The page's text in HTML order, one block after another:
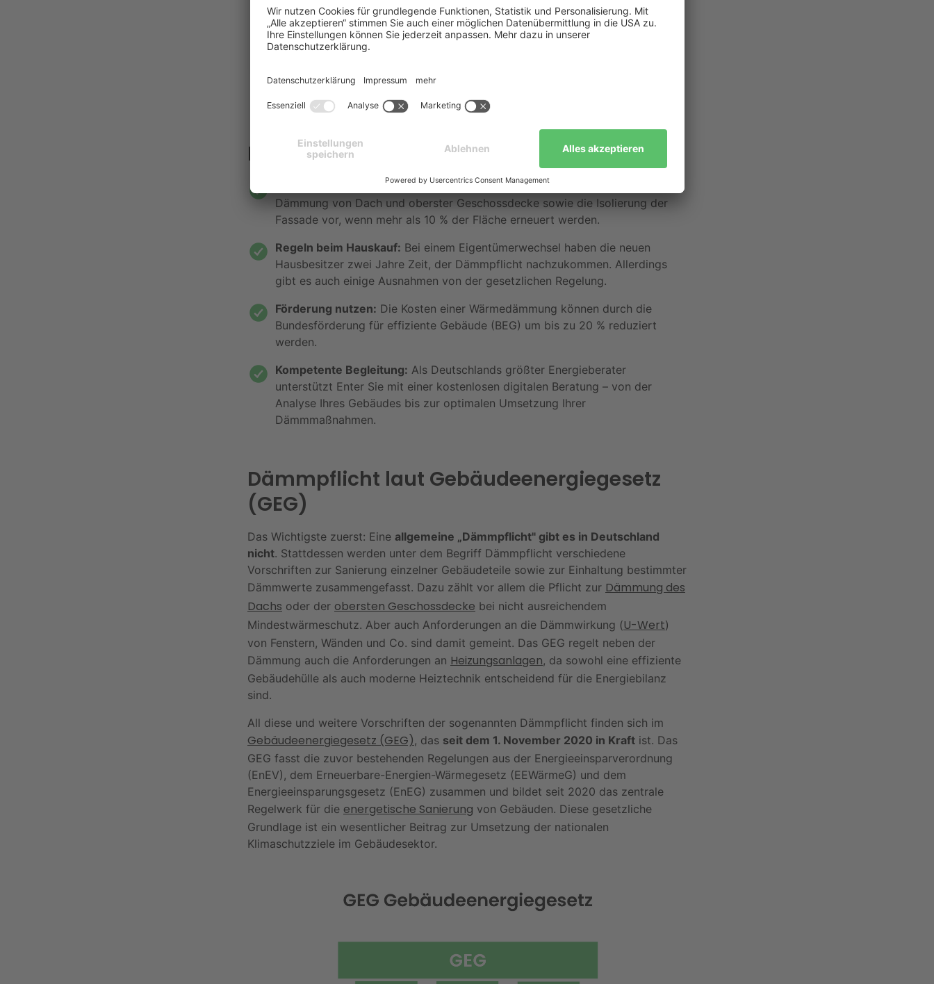
Das Thema kurz und kompakt
Gesetzliche Vorgaben:Das Gebäudeenergiegesetz (GEG) schreibt die
Dämmung von Dach und oberster Geschossdecke sowie die Isolierung der
Fassade vor, wenn mehr als 10 % der Fläche erneuert werden.
Regeln beim Hauskauf: Bei einem Eigentümerwechsel haben die neuen
Hausbesitzer zwei Jahre Zeit, der Dämmpflicht nachzukommen. Allerdings
gibt es auch einige Ausnahmen von der gesetzlichen Regelung.
Förderung nutzen: Die Kosten einer Wärmedämmung können durch die
Bundesförderung für effiziente Gebäude (BEG) um bis zu 20 % reduziert
werden.
Kompetente Begleitung: Als Deutschlands größter Energieberater
unterstützt Enter Sie mit einer kostenlosen digitalen Beratung – von der
Analyse Ihres Gebäudes bis zur optimalen Umsetzung Ihrer
Dämmmaßnahmen.
Dämmpflicht laut Gebäudeenergiegesetz
(GEG)
Das Wichtigste zuerst: Eine allgemeine „Dämmpflicht" gibt es in Deutschland
nicht. Stattdessen werden unter dem Begriff Dämmpflicht verschiedene
Vorschriften zur Sanierung einzelner Gebäudeteile sowie zur Einhaltung bestimmter
Dämmwerte zusammengefasst. Dazu zählt vor allem die Pflicht zur Dämmung des
Dachs oder der obersten Geschossdecke bei nicht ausreichendem
Mindestwärmeschutz. Aber auch Anforderungen an die Dämmwirkung (U-Wert)
von Fenstern, Wänden und Co. sind damit gemeint. Das GEG regelt neben der
Dämmung auch die Anforderungen an Heizungsanlagen, da sowohl eine effiziente
Gebäudehülle als auch moderne Heiztechnik entscheidend für die Energiebilanz
sind.
All diese und weitere Vorschriften der sogenannten Dämmpflicht finden sich im
Gebäudeenergiegesetz (GEG) , das seit dem 1. November 2020 in Kraft ist. Das
GEG fasst die zuvor bestehenden Regelungen aus der Energieeinsparverordnung
(EnEV), dem Erneuerbare-Energien-Wärmegesetz (EEWärmeG) und dem
Energieeinsparungsgesetz (EnEG) zusammen und bildet seit 2020 das zentrale
Regelwerk für die energetische Sanierung von Gebäuden. Diese gesetzliche
Grundlage ist ein wesentlicher Beitrag zur Umsetzung der nationalen
Klimaschutzziele im Gebäudesektor.